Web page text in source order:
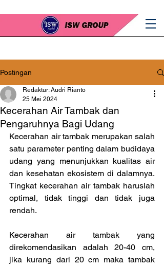
Postingan
Kecerahan Air Tambak dan
Pengaruhnya Bagi Udang
Redaktur: Audri Rianto
25 Mei 2024
Kecerahan air tambak merupakan salah
satu parameter penting dalam budidaya
udang yang menunjukkan kualitas air
dan kesehatan ekosistem di dalamnya.
Tingkat kecerahan air tambak haruslah
optimal, tidak tinggi dan tidak juga
rendah.
Kecerahan air tambak yang
direkomendasikan adalah 20-40 cm,
jika kurang dari 20 cm maka tambak